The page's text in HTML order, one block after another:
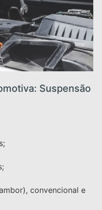
Suspensão
convencional e